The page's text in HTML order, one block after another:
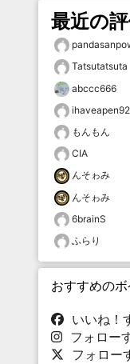
最近の
Tatsutatsuta
abccc666
ihaveapen92
もんもん
CIA
んそゎみ
んそゎみ
6brainS
ふらり
おすすめの
いいね！
フォロー
フォロー